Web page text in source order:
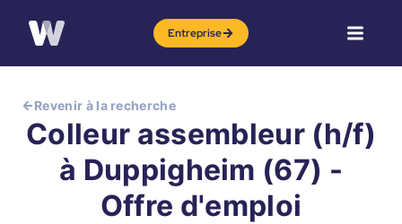
Entreprise
Revenir à la recherche
Colleur assembleur (h/f)
à Duppigheim (67) -
Offre d'emploi